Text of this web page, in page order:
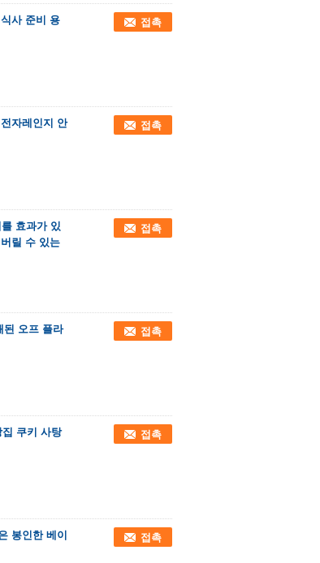
사 준비 용
접촉
자레인지 안
접촉
효과가 있
릴 수 있는
접촉
된 오프 플라
접촉
쿠키 사탕
접촉
봉인한 베이
접촉